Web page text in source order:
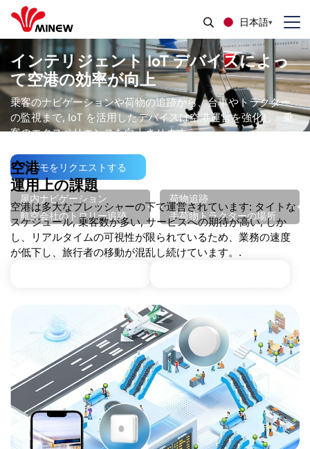
日本語
インテリジェント IoT デバイスによっ
て空港の効率が向上
乗客のナビゲーションや荷物の追跡から、台車やトラクター
の監視まで, IoT を活用したデバイスは空港運営を強化し、乗
客のエクスペリエンスを向上させます.
デモをリクエストする
屋内ナビゲーション
荷物追跡
航空会社のトロリー追跡
手荷物トラクターの場所
空港
運用上の課題
空港は多大なプレッシャーの下で運営されています: タイトな
スケジュール, 乗客数が多い, サービスへの期待が高い, しか
し、リアルタイムの可視性が限られているため、業務の速度
が低下し、旅行者の移動が混乱し続けています。.
1
複雑な端末レイアウト
道案内に苦戦する乗客, 遅
延や混雑につながる.
2
手荷物の可視性が制限
されている
荷物の紛失または遅延は
依然として顧客の不満と
運営コストの大きな原因
となっています.
3
予測できないトロリー
の空き状況
トロリーが散乱している
ことが多い, 見つけるのが
難しい, 再配布には時間が
かかる.
4
リアルタイム追跡の欠
如
荷物用トラクターやその
他の地上支援機器は監視
が難しい, 派遣効率に影響
を与える.